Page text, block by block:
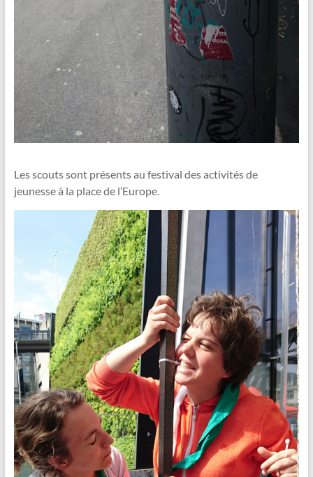
Les scouts sont présents au festival des activités de
jeunesse à la place de l’Europe.